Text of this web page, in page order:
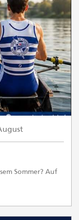
Sommer? Auf